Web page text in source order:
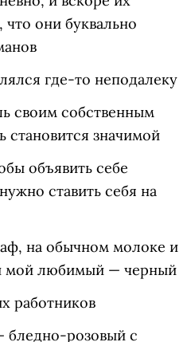
они буквально
где-то неподалеку
своим собственным
становится значимой
объявить себе
ставить себя на
на обычном молоке и
мой любимый — черный
работников
бледно-розовый с